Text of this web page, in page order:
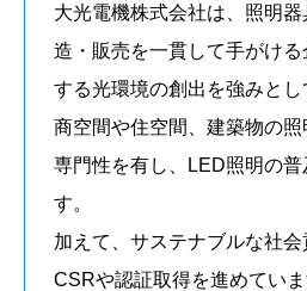
大光電機株式会社は、照明
造・販売を一貫して手がけ
する光環境の創出を強みとし
商空間や住空間、建築物の
専門性を有し、LED照明の普
す。
加えて、サステナブルな社
CSRや認証取得を進めていま